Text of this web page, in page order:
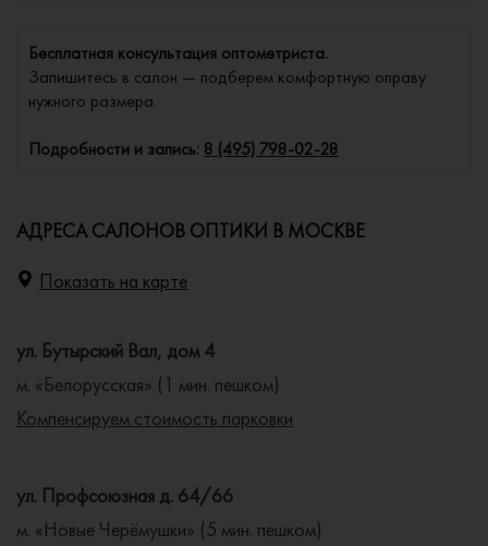
Бесплатная консультация оптометриста.
Запишитесь в салон — подберем комфортную оправу
нужного размера.
Подробности и запись: 8 (495) 798-02-28
АДРЕСА САЛОНОВ ОПТИКИ В МОСКВЕ
Показать на карте
ул. Бутырский Вал, дом 4
м. «Белорусская» (1 мин. пешком)
Компенсируем стоимость парковки
ул. Профсоюзная д. 64/66
м. «Новые Черёмушки» (5 мин. пешком)